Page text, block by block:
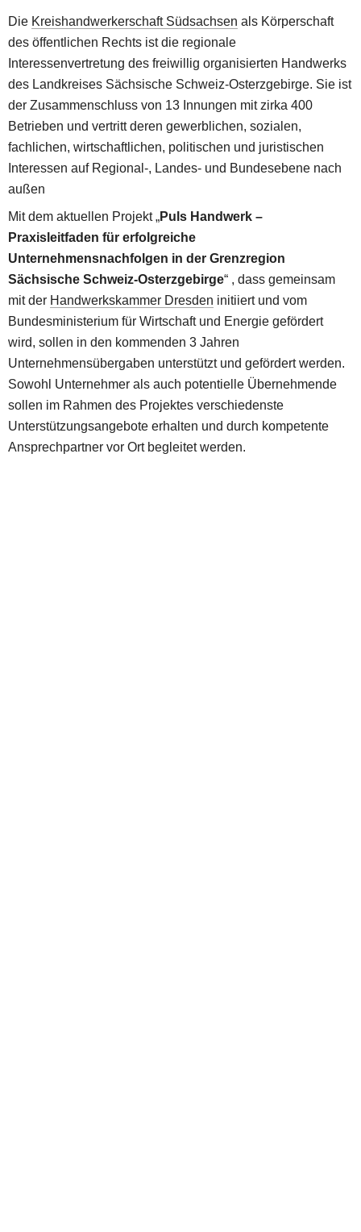
Die Kreishandwerkerschaft Südsachsen als Körperschaft
des öffentlichen Rechts ist die regionale
Interessenvertretung des freiwillig organisierten Handwerks
des Landkreises Sächsische Schweiz-Osterzgebirge. Sie ist
der Zusammenschluss von 13 Innungen mit zirka 400
Betrieben und vertritt deren gewerblichen, sozialen,
fachlichen, wirtschaftlichen, politischen und juristischen
Interessen auf Regional-, Landes- und Bundesebene nach
außen
Mit dem aktuellen Projekt „ Puls Handwerk –
Praxisleitfaden für erfolgreiche
Unternehmensnachfolgen in der Grenzregion
Sächsische Schweiz-Osterzgebirge“ , dass gemeinsam
mit der Handwerkskammer Dresden initiiert und vom
Bundesministerium für Wirtschaft und Energie gefördert
wird, sollen in den kommenden 3 Jahren
Unternehmensübergaben unterstützt und gefördert werden.
Sowohl Unternehmer als auch potentielle Übernehmende
sollen im Rahmen des Projektes verschiedenste
Unterstützungsangebote erhalten und durch kompetente
Ansprechpartner vor Ort begleitet werden.